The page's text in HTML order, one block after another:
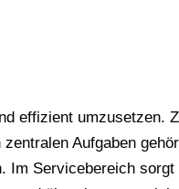
effizient umzusetzen.
Aufgaben
Im Servicebereich